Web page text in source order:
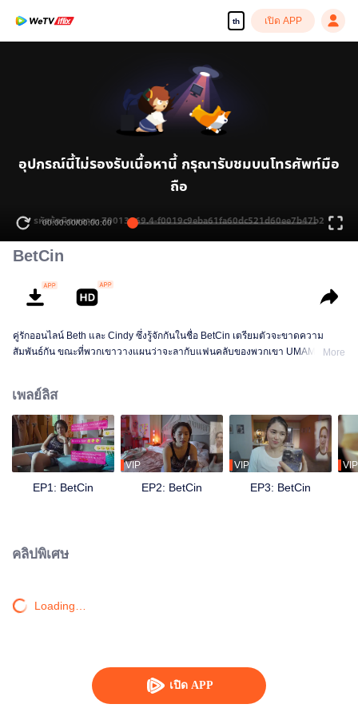
th เปิด APP
เปิด APP
อุปกรณ์นี้ไม่รองรับเนื้อหานี้ กรุณารับชมบนโทรศัพท์มือ
ถือ
รหัสข้อผิดพลาด: 70013069.4-f0019c9eba61fa60dc521d60ee7b47b2
00:00:00/00:00:00
BetCin
คู่รักออนไลน์ Beth และ Cindy ซึ่งรู้จักกันในชื่อ BetCin เตรียมตัวจะขาดความ
สัมพันธ์กัน ขณะที่พวกเขาวางแผนว่าจะลากับแฟนคลับของพวกเขา UMAMI
สุดท้าย วางเดิมพันคืออะไร? 10 ล้านเปโซเงินสดและรางวัลอื่น ๆ ที่หลากหลาย!
พวกเขาต้องการเงินนี้ แต่พวกเขาสามารถทำปลอมจนคู่รักที่เหนือความสามารถ
ของพวกเขาหรือไม่ ทุกคนที่ Umami ถูกใจ แบ่งปัน แสดงความคิดเห็นในเนื้อหาสื่อ
สังคมของพวกเขาทุกชิ้น?พวกเขายังสามารถทนต่อสิ่งที่คู่ขนานเขาบ้าไปหรือไม่
การแข่งขันนี้จะเป็นการทำให้ความสัมพันธ์ของพวกเขาที่ยังเป็นอะไรอยู่แล้วยุ่งยาก
More
เพลย์ลิส
EP1: BetCin
VIP
EP2: BetCin
VIP
EP3: BetCin
VIP
คลิปพิเศษ
Loading…